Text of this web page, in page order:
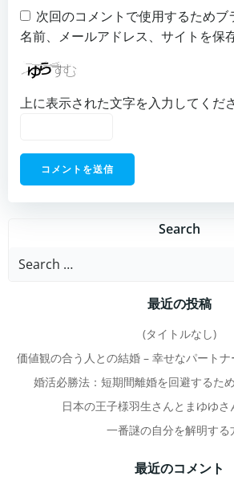
次回のコメントで使用するためブ
名前、メールアドレス、サイトを保
上に表示された文字を入力してくださ
Search
Search
最近の投稿
(タイトルなし)
価値観の合う人との結婚 – 幸せなパート
婚活必勝法：短期間離婚を回避するた
日本の王子様羽生さんとまゆゆさ
一番謎の自分を解明する
最近のコメント